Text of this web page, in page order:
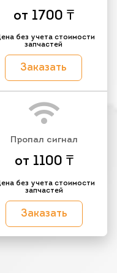
от 1700 ₸
без учета стоимости
запчастей
Заказать
Пропал сигнал
от 1100 ₸
без учета стоимости
запчастей
Заказать